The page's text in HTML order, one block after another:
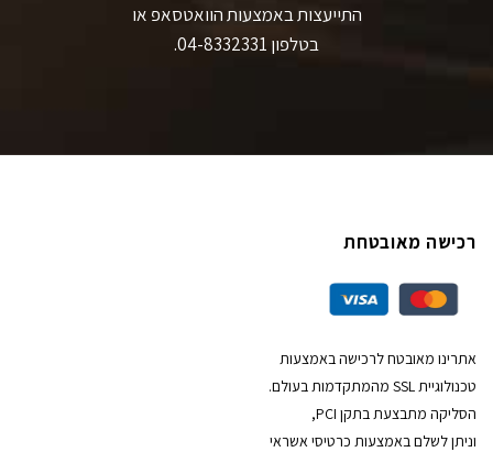
התייעצות באמצעות הוואטסאפ או
בטלפון 04-8332331.
רכישה מאובטחת
אתרינו מאובטח לרכישה באמצעות
טכנולוגיית SSL מהמתקדמות בעולם.
הסליקה מתבצעת בתקן PCI,
וניתן לשלם באמצעות כרטיסי אשראי